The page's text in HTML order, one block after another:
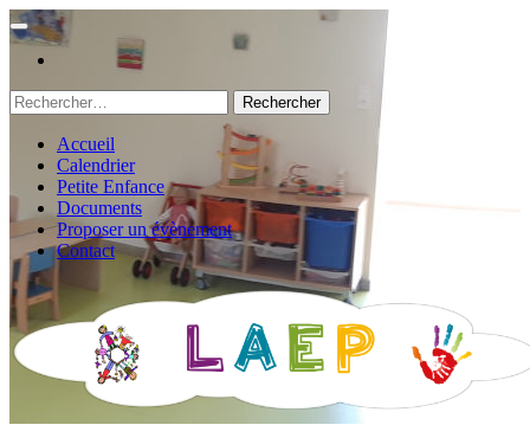
Rechercher :
Accueil
Calendrier
Petite Enfance
Documents
Proposer un évènement
Contact